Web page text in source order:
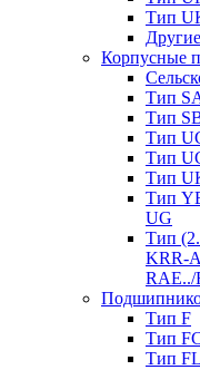
Тип
Другие
Корпусные
Тип
Тип
Тип
Тип
Тип
Тип
UG
Тип
KRR-
Тип F
Тип
Тип FL